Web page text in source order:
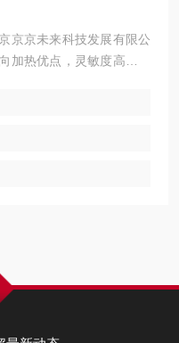
京京未来科技发展有限公
加热优点，灵敏度高，抗
用于TAS-990，A3系列原